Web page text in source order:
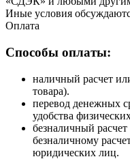
Иные условия
Оплата
Способы оплаты:
наличный расчет
товара).
перевод денежных
удобства
безналичный
безналичному
юридических лиц.